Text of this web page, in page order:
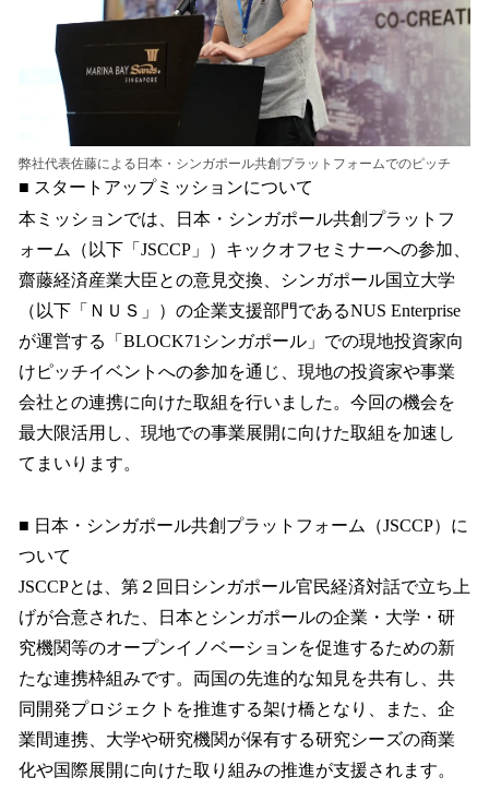
弊社代表佐藤による日本・シンガポール共創プラットフォームでのピッチ
■ スタートアップミッションについて
本ミッションでは、日本・シンガポール共創プラットフ
ォーム（以下「JSCCP」）キックオフセミナーへの参加、
齋藤経済産業大臣との意見交換、シンガポール国立大学
（以下「ＮＵＳ」）の企業支援部門であるNUS Enterprise
が運営する「BLOCK71シンガポール」での現地投資家向
けピッチイベントへの参加を通じ、現地の投資家や事業
会社との連携に向けた取組を行いました。今回の機会を
最大限活用し、現地での事業展開に向けた取組を加速し
てまいります。
■ 日本・シンガポール共創プラットフォーム（JSCCP）に
ついて
JSCCPとは、第２回日シンガポール官民経済対話で立ち上
げが合意された、日本とシンガポールの企業・大学・研
究機関等のオープンイノベーションを促進するための新
たな連携枠組みです。両国の先進的な知見を共有し、共
同開発プロジェクトを推進する架け橋となり、また、企
業間連携、大学や研究機関が保有する研究シーズの商業
化や国際展開に向けた取り組みの推進が支援されます。